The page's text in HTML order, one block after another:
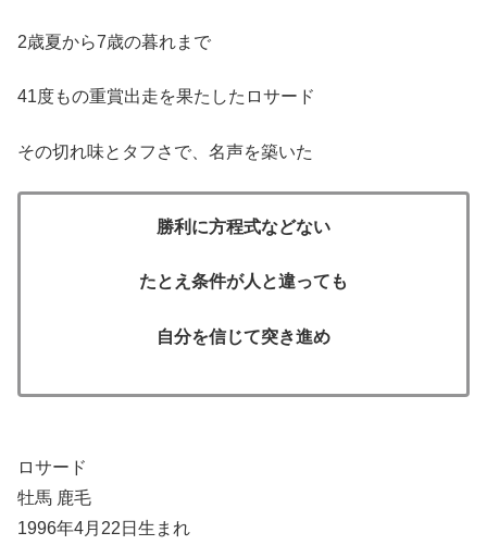
2歳夏から7歳の暮れまで
41度もの重賞出走を果たしたロサード
その切れ味とタフさで、名声を築いた
勝利に方程式などない
たとえ条件が人と違っても
自分を信じて突き進め
ロサード
牡馬 鹿毛
1996年4月22日生まれ